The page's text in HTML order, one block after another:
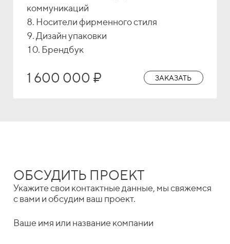
коммуникаций
Носители фирменного стиля
Дизайн упаковки
Брендбук
1 600 000 ₽ ЗАКАЗАТЬ
ОБСУДИТЬ ПРОЕКТ
Укажите свои контактные данные, мы свяжемся
с вами и обсудим ваш проект.
Ваше имя или название компании